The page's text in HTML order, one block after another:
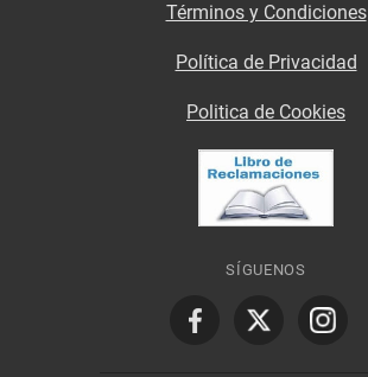
Términos y Condiciones
Política de Privacidad
Politica de Cookies
SÍGUENOS